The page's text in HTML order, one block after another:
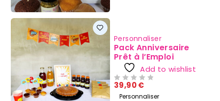
Personnaliser
Pack Anniversaire
Prêt à l’Emploi
Add to wishlist
39,90€
Personnaliser